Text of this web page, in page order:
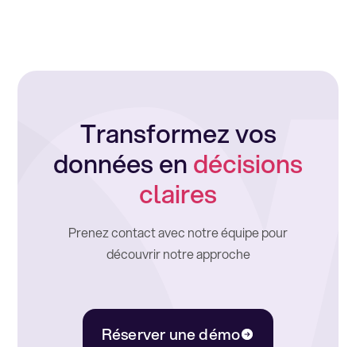
Transformez vos
données endécisions
claires
Prenez contact avec notre équipe pour
découvrir notre approche
Réserver une démo